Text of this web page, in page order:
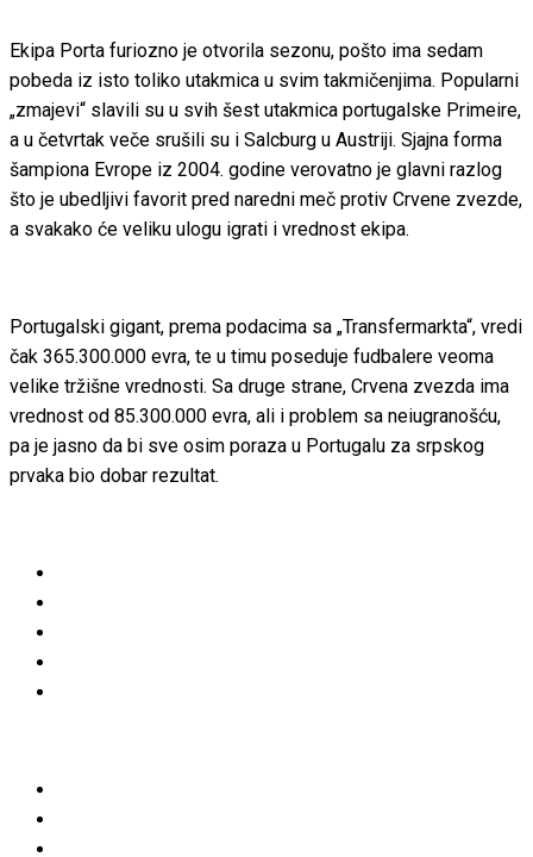
Ekipa Porta furiozno je otvorila sezonu, pošto ima sedam
pobeda iz isto toliko utakmica u svim takmičenjima. Popularni
„zmajevi“ slavili su u svih šest utakmica portugalske Primeire,
a u četvrtak veče srušili su i Salcburg u Austriji. Sjajna forma
šampiona Evrope iz 2004. godine verovatno je glavni razlog
što je ubedljivi favorit pred naredni meč protiv Crvene zvezde,
a svakako će veliku ulogu igrati i vrednost ekipa.
Portugalski gigant, prema podacima sa „Transfermarkta“, vredi
čak 365.300.000 evra, te u timu poseduje fudbalere veoma
velike tržišne vrednosti. Sa druge strane, Crvena zvezda ima
vrednost od 85.300.000 evra, ali i problem sa neiugranošću,
pa je jasno da bi sve osim poraza u Portugalu za srpskog
prvaka bio dobar rezultat.